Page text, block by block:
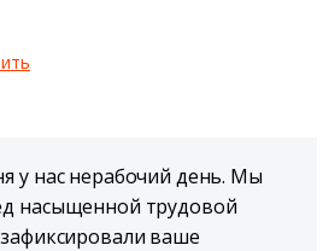
у нас нерабочий день. Мы
насыщенной трудовой
ваше